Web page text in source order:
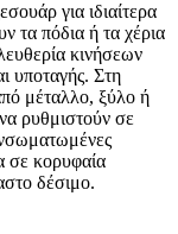
για ιδιαίτερα
τα πόδια ή τα χέρια
κινήσεων
υποταγής. Στη
μέταλλο, ξύλο ή
ρυθμιστούν σε
σε κορυφαία
δέσιμο.